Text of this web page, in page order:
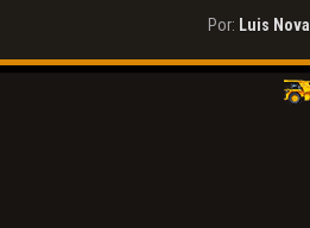
Por: Luis Nova